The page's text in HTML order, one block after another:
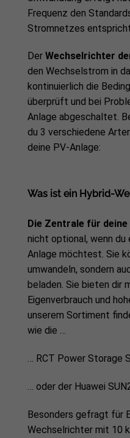
Frequenz den
Stromnetzes
Der Wechselrichter
den Wechselstrom in
kontinuierlich die
überprüft und bei
Anlage abgeschaltet.
du 3 verschiedene
deine PV-Anlage:
Was ist ein Hybrid-
Die Zentrale für
nicht optional, wenn du
Anlage möchtest. Sie
umwandeln, sondern
beladen. Sie bieten dir
Eigenverbrauch und
unserem Sortiment
wie die …
… RCT Power Storage
… oder der Huawei
Besonders gefragt für
Wechselrichter mit 10